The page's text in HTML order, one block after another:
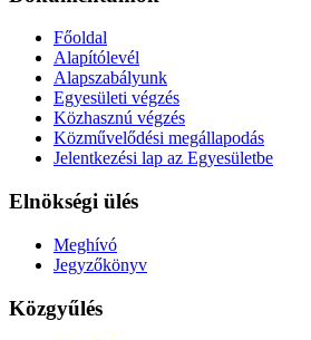
Főoldal
Alapítólevél
Alapszabályunk
Egyesületi végzés
Közhasznú végzés
Közművelődési megállapodás
Jelentkezési lap az Egyesületbe
Elnökségi ülés
Meghívó
Jegyzőkönyv
Közgyűlés